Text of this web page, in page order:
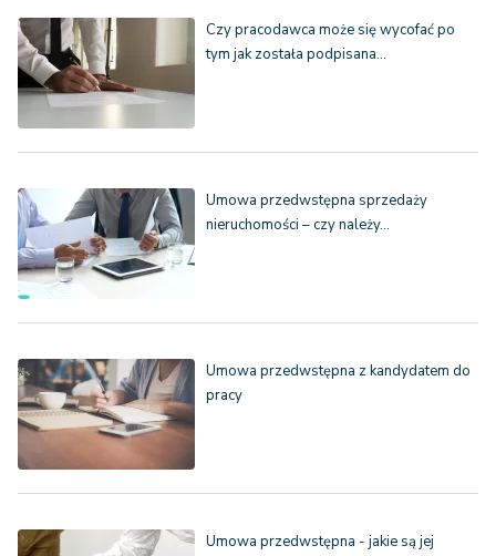
Czy pracodawca może się wycofać po
tym jak została podpisana…
Umowa przedwstępna sprzedaży
nieruchomości – czy należy…
Umowa przedwstępna z kandydatem do
pracy
Umowa przedwstępna - jakie są jej